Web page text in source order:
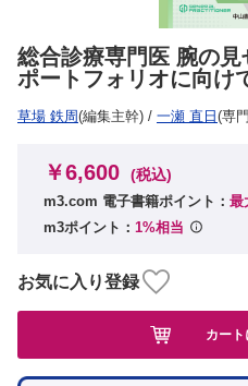
総合診療専門医 腕の
ポートフォリオに向け
草場 鉄周(編集主幹) / 一瀬 直日 (専
￥6,600 (税込)
m3.com 電子書籍ポイント： 最
m3ポイント： 1%相当
お気に入り登録
カート